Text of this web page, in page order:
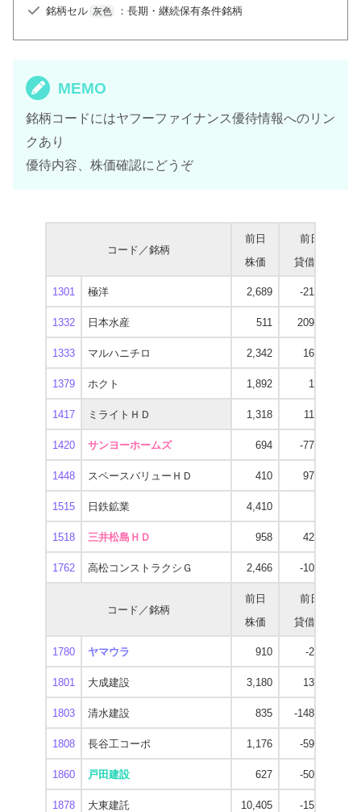
銘柄セル 灰色 ：長期・継続保有条件銘柄
MEMO
銘柄コードにはヤフーファイナンス優待情報へのリン
クあり
優待内容、株価確認にどうぞ
コード／銘柄
前日
株価
前日
貸借残
1301 極洋 2,689 -21,800
1332 日本水産 511 209,500
1333 マルハニチロ 2,342 16,400
1379 ホクト 1,892 1,000
1417 ミライトＨＤ 1,318 11,300
1420 サンヨーホームズ 694 -77,300
1448 スペースバリューＨＤ 410 97,300
1515 日鉄鉱業 4,410
1518 三井松島ＨＤ 958 42,700
1762 高松コンストラクシＧ 2,466 -10,700
コード／銘柄
前日
株価
前日
貸借残
1780 ヤマウラ 910 -2,100
1801 大成建設 3,180 13,400
1803 清水建設 835 -148,500
1808 長谷工コーポ 1,176 -59,700
1860 戸田建設 627 -50,300
1878 大東建託 10,405 -15,700